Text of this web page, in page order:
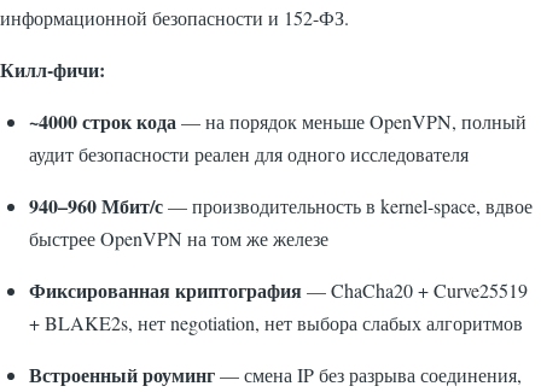
информационной безопасности и 152-ФЗ.
Килл-фичи:
~4000 строк кода— на порядок меньше OpenVPN, полный
аудит безопасности реален для одного исследователя
940–960 Мбит/с— производительность в kernel-space, вдвое
быстрее OpenVPN на том же железе
Фиксированная криптография— ChaCha20 + Curve25519
+ BLAKE2s, нет negotiation, нет выбора слабых алгоритмов
Встроенный роуминг— смена IP без разрыва соединения,